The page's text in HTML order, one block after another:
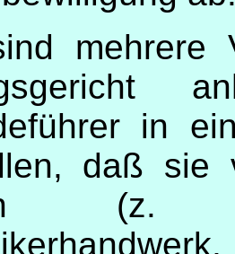
mehrere
in
daß sie
(z.